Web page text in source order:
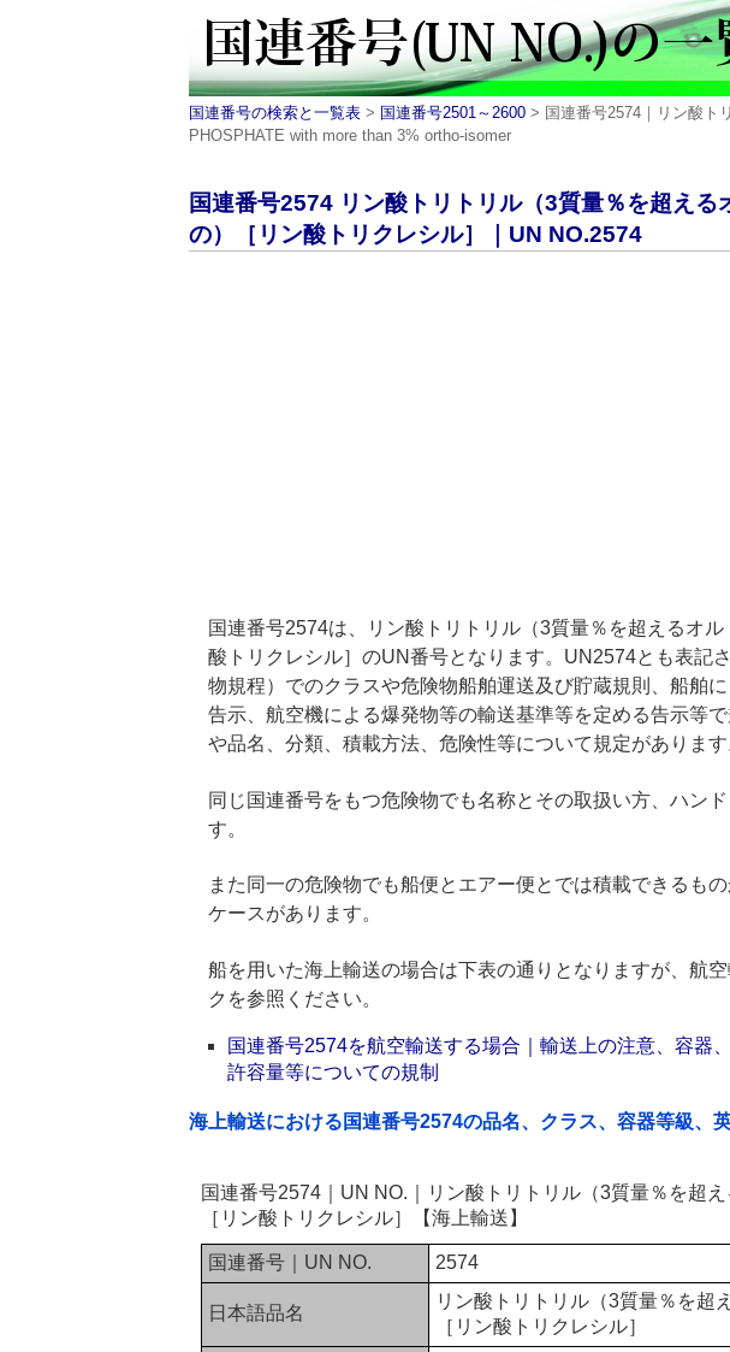
国連番号の検索と一覧表 > 国連番号2501～2600 > 国連番号2574｜リン酸ト
PHOSPHATE with more than 3% ortho-isomer
国連番号2574 リン酸トリトリル（3質量％を超える
の）［リン酸トリクレシル］｜UN NO.2574
国連番号2574は、リン酸トリトリル（3質量％を超えるオ
酸トリクレシル］のUN番号となります。UN2574とも表記
物規程）でのクラスや危険物船舶運送及び貯蔵規則、船舶
告示、航空機による爆発物等の輸送基準等を定める告示等
や品名、分類、積載方法、危険性等について規定があります
同じ国連番号をもつ危険物でも名称とその取扱い方、ハン
す。
また同一の危険物でも船便とエアー便とでは積載できるも
ケースがあります。
船を用いた海上輸送の場合は下表の通りとなりますが、航
クを参照ください。
国連番号2574を航空輸送する場合｜輸送上の注意、容器
許容量等についての規制
海上輸送における国連番号2574の品名、クラス、容器等級、
国連番号2574｜UN NO.｜リン酸トリトリル（3質量％を超
［リン酸トリクレシル］【海上輸送】
国連番号｜UN NO. 2574
日本語品名
リン酸トリトリル（3質量％を超
［リン酸トリクレシル］